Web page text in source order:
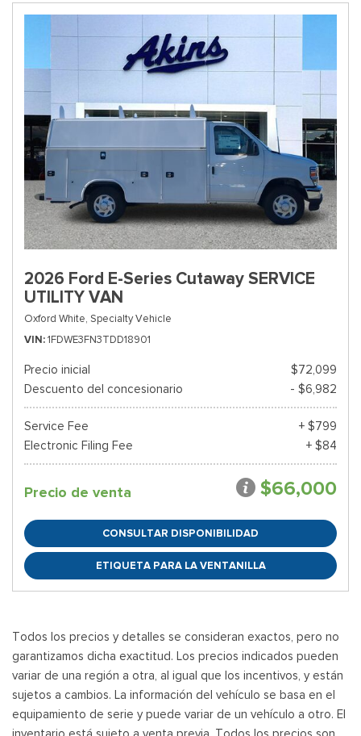
2026 Ford E-Series Cutaway SERVICE
UTILITY VAN
Oxford White, Specialty Vehicle
VIN 1FDWE3FN3TDD18901
Precio inicial
$72,099
Descuento del concesionario
- $6,982
Service Fee
+ $799
Electronic Filing Fee
+ $84
Precio de venta $66,000
CONSULTAR DISPONIBILIDAD
ETIQUETA PARA LA VENTANILLA
Todos los precios y detalles se consideran exactos, pero no
garantizamos dicha exactitud. Los precios indicados pueden
variar de una región a otra, al igual que los incentivos, y están
sujetos a cambios. La información del vehículo se basa en el
equipamiento de serie y puede variar de un vehículo a otro. El